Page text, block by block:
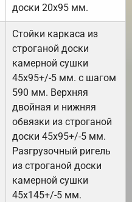
доски 20х95 мм.
Стойки каркаса из
строганой доски
камерной сушки
45х95+/-5 мм. с шагом
590 мм. Верхняя
двойная и нижняя
обвязки из строганой
доски 45х95+/-5 мм.
Разгрузочный ригель
из строганой доски
камерной сушки
45х145+/-5 мм.